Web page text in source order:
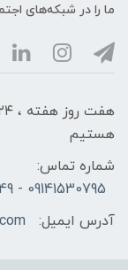
ما را در شبکه‌های
هستیم
شماره تماس:
09141530795 - 04533330049 - 021-91692397
آدرس ایمیل: